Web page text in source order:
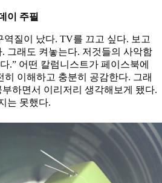
이 주필
역질이 났다. TV를 끄고 싶다. 보고
그래도 켜놓는다. 저것들의 사악함
.” 어떤 칼럼니스트가 페이스북에
히 이해하고 충분히 공감한다. 그래
하면서 이리저리 생각해보게 됐다.
는 못했다.